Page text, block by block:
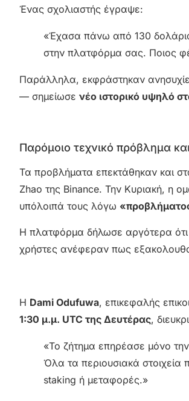
Ένας σχολιαστής έγραψε:
«Έχασα πάνω από 130
στην πλατφόρμα σας. Ποιος
Παράλληλα, εκφράστηκαν
— σημείωσε νέο ιστορικό υψηλό
Παρόμοιο τεχνικό πρόβλημα
Τα προβλήματα επεκτάθηκαν και
Zhao της Binance. Την Κυριακή, η
υπόλοιπά τους λόγω
Η πλατφόρμα δήλωσε αργότερα
χρήστες ανέφεραν πως
Η Dami Odufuwa, επικεφαλής
1:30 μ.μ. UTC της Δευτέρας,
«Το ζήτημα επηρέασε μόνο
Όλα τα περιουσιακά
staking ή μεταφορές.»